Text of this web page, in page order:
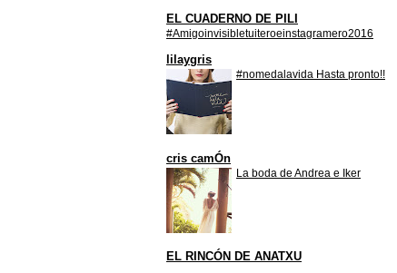
EL CUADERNO DE PILI
#Amigoinvisibletuiteroeinstagramero2016
lilaygris
#nomedalavida Hasta pronto!!
cris camÓn
La boda de Andrea e Iker
EL RINCÓN DE ANATXU